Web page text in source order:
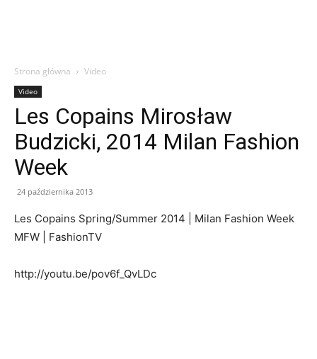
Strona główna Video
Video
Les Copains Mirosław
Budzicki, 2014 Milan Fashion
Week
24 października 2013
Les Copains Spring/Summer 2014 | Milan Fashion Week
MFW | FashionTV
http://youtu.be/pov6f_QvLDc